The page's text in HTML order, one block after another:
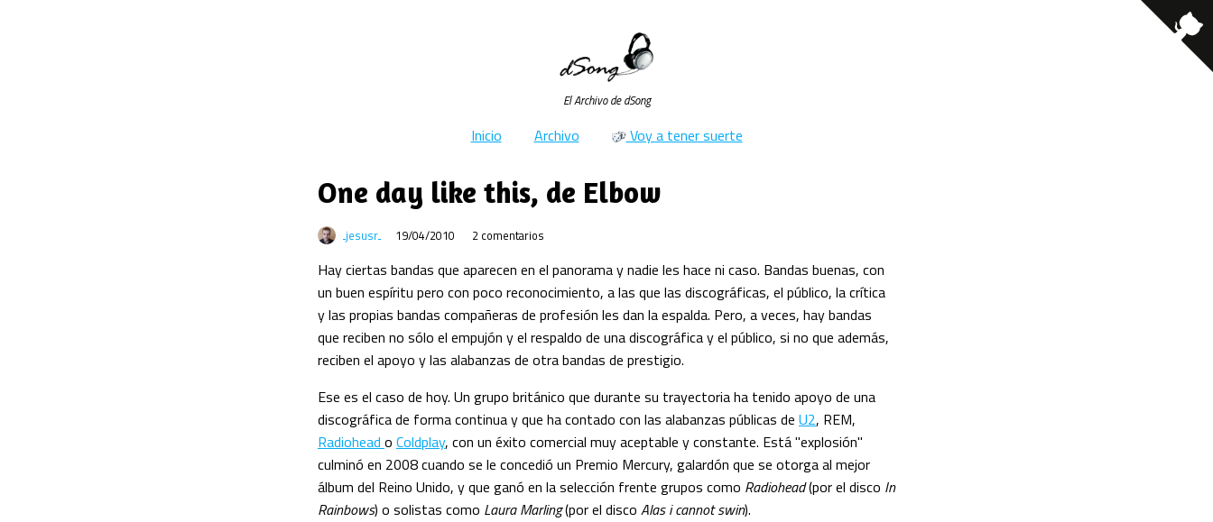
El Archivo de dSong
Inicio Archivo Voy a tener suerte
One day like this, de Elbow
jesusr 19/04/2010 2 comentarios
Hay ciertas bandas que aparecen en el panorama y nadie les hace ni caso. Bandas buenas, con
un buen espíritu pero con poco reconocimiento, a las que las discográficas, el público, la crítica
y las propias bandas compañeras de profesión les dan la espalda. Pero, a veces, hay bandas
que reciben no sólo el empujón y el respaldo de una discográfica y el público, si no que además,
reciben el apoyo y las alabanzas de otra bandas de prestigio.
Ese es el caso de hoy. Un grupo británico que durante su trayectoria ha tenido apoyo de una
discográfica de forma continua y que ha contado con las alabanzas públicas de U2, REM,
Radiohead o Coldplay, con un éxito comercial muy aceptable y constante. Está "explosión"
culminó en 2008 cuando se le concedió un Premio Mercury, galardón que se otorga al mejor
álbum del Reino Unido, y que ganó en la selección frente grupos como Radiohead(por el disco In
Rainbows) o solistas como Laura Marling(por el disco Alas i cannot swin).